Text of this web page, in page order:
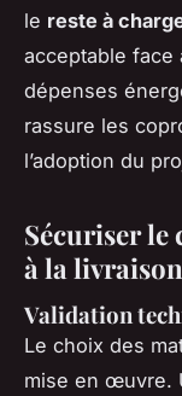
le reste à
acceptable face
dépenses
rassure les
l’adoption du
Sécuriser le
à la livraison
Validation
Le choix des
mise en œuvre.